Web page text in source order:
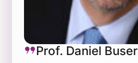
Prof. Daniel Buser